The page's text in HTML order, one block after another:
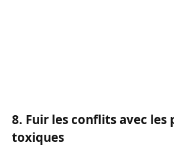
8. Fuir les conflits avec les
toxiques